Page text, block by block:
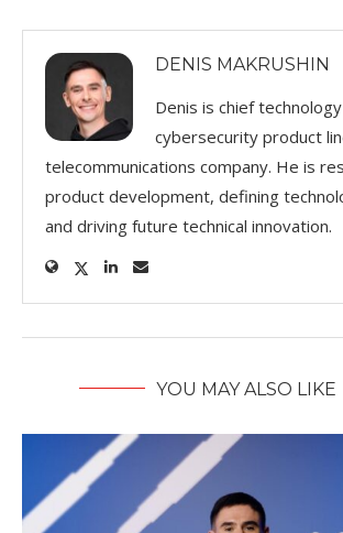
DENIS MAKRUSHIN
Denis is chief
cybersecurity product
telecommunications company. He is
product development, defining
and driving future technical innovation.
YOU MAY ALSO LIKE